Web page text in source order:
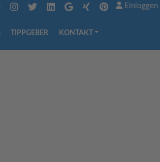
Einloggen
TIPPGEBER KONTAKT